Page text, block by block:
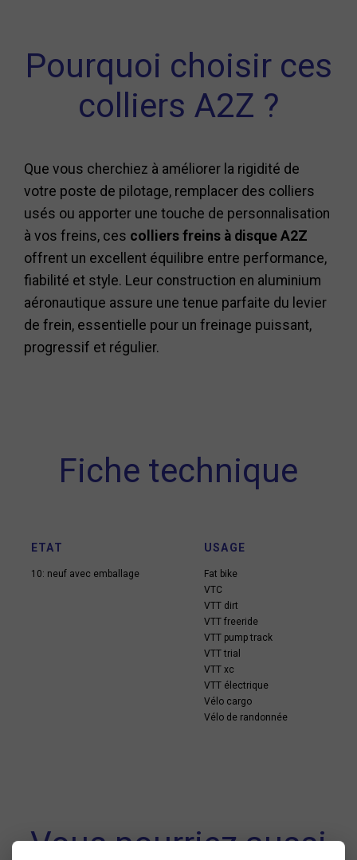
Pourquoi choisir ces
colliers A2Z ?
Que vous cherchiez à améliorer la rigidité de
votre poste de pilotage, remplacer des colliers
usés ou apporter une touche de personnalisation
à vos freins, ces colliers freins à disque A2Z
offrent un excellent équilibre entre performance,
fiabilité et style. Leur construction en aluminium
aéronautique assure une tenue parfaite du levier
de frein, essentielle pour un freinage puissant,
progressif et régulier.
Fiche technique
ETAT
10: neuf avec emballage
USAGE
Fat bike
VTC
VTT dirt
VTT freeride
VTT pump track
VTT trial
VTT xc
VTT électrique
Vélo cargo
Vélo de randonnée
Vous pourriez aussi